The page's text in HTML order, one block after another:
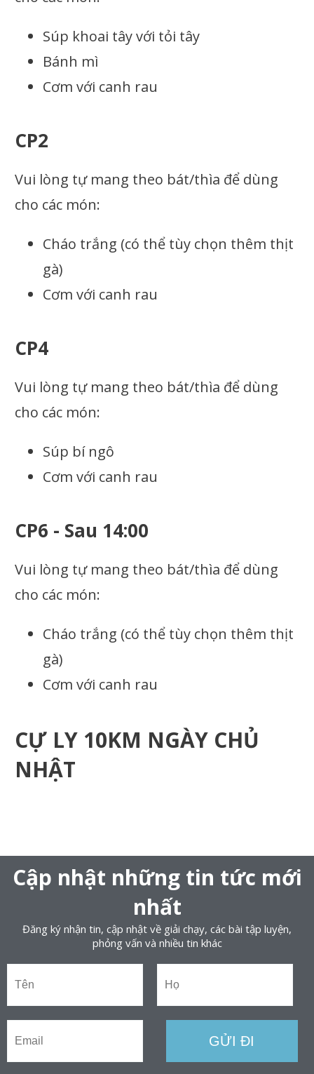
Súp khoai tây với tỏi tây
Bánh mì
Cơm với canh rau
CP2
Vui lòng tự mang theo bát/thìa để dùng
cho các món:
Cháo trắng (có thể tùy chọn thêm thịt
gà)
Cơm với canh rau
CP4
Vui lòng tự mang theo bát/thìa để dùng
cho các món:
Súp bí ngô
Cơm với canh rau
CP6 - Sau 14:00
Vui lòng tự mang theo bát/thìa để dùng
cho các món:
Cháo trắng (có thể tùy chọn thêm thịt
gà)
Cơm với canh rau
CỰ LY 10KM NGÀY CHỦ
NHẬT
Cập nhật những tin tức mới
nhất
Đăng ký nhận tin, cập nhật về giải chạy, các bài tập luyện,
phỏng vấn và nhiều tin khác